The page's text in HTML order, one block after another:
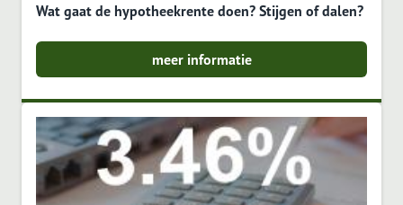
Wat gaat de hypotheekrente doen? Stijgen of dalen?
meer informatie